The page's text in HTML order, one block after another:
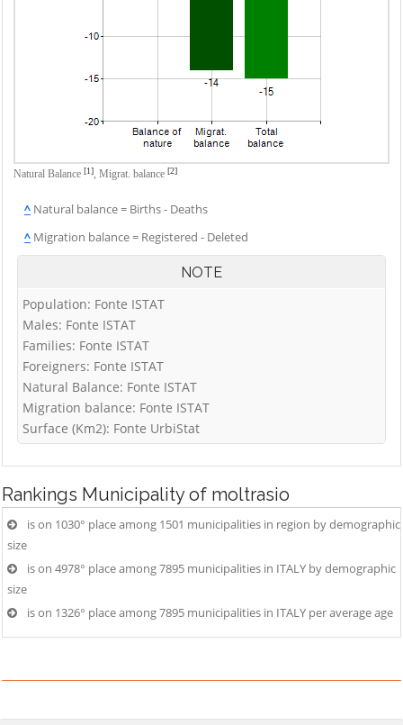
Natural Balance [1], Migrat. balance [2]
^ Natural balance = Births - Deaths
^ Migration balance = Registered - Deleted
NOTE
Population: Fonte ISTAT
Males: Fonte ISTAT
Families: Fonte ISTAT
Foreigners: Fonte ISTAT
Natural Balance: Fonte ISTAT
Migration balance: Fonte ISTAT
Surface (Km2): Fonte UrbiStat
Rankings Municipality of moltrasio
is on 1030° place among 1501 municipalities in region by demographic
size
is on 4978° place among 7895 municipalities in ITALY by demographic
size
is on 1326° place among 7895 municipalities in ITALY per average age